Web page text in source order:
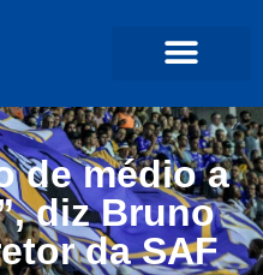
de médio a
diz Bruno
da SAF